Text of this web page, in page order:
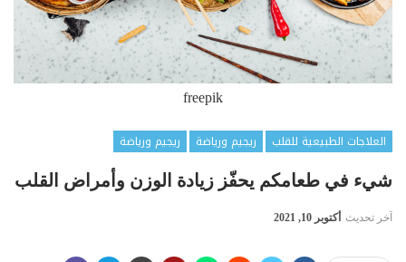
freepik
العلاجات الطبيعية للقلب ريجيم ورياضة
ريجيم ورياضة
شيء في طعامكم يحفّز زيادة الوزن وأمراض القلب
آخر تحديث أكتوبر 10, 2021